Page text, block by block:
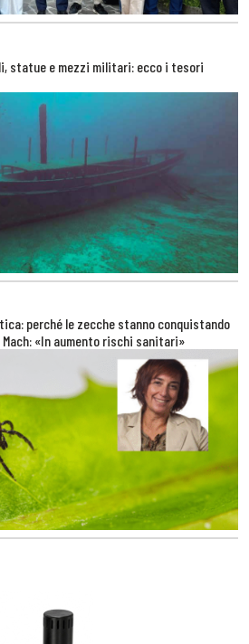
statue e mezzi militari: ecco i tesori
perché le zecche stanno conquistando
Mach: «In aumento rischi sanitari»